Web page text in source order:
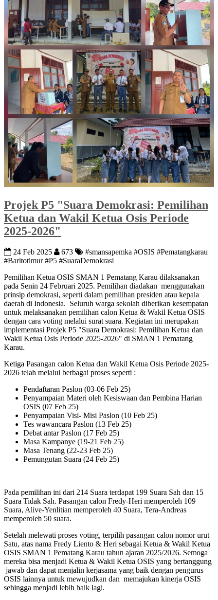
Projek P5 "Suara Demokrasi: Pemilihan
Ketua dan Wakil Ketua Osis Periode
2025-2026"
24 Feb 2025 673
#smansapemka #OSIS #Pematangkarau
#Baritotimur #P5 #SuaraDemokrasi
Pemilihan Ketua OSIS SMAN 1 Pematang Karau dilaksanakan
pada Senin 24 Februari 2025. Pemilihan diadakan menggunakan
prinsip demokrasi, seperti dalam pemilihan presiden atau kepala
daerah di Indonesia. Seluruh warga sekolah diberikan kesempatan
untuk melaksanakan pemilihan calon Ketua & Wakil Ketua OSIS
dengan cara voting melalui surat suara. Kegiatan ini merupakan
implementasi Projek P5 "Suara Demokrasi: Pemilihan Ketua dan
Wakil Ketua Osis Periode 2025-2026" di SMAN 1 Pematang
Karau.
Ketiga Pasangan calon Ketua dan Wakil Ketua Osis Periode 2025-
2026 telah melalui berbagai proses seperti :
Pendaftaran Paslon (03-06 Feb 25)
Penyampaian Materi oleh Kesiswaan dan Pembina Harian
OSIS (07 Feb 25)
Penyampaian Visi- Misi Paslon (10 Feb 25)
Tes wawancara Paslon (13 Feb 25)
Debat antar Paslon (17 Feb 25)
Masa Kampanye (19-21 Feb 25)
Masa Tenang (22-23 Feb 25)
Pemungutan Suara (24 Feb 25)
Pada pemilihan ini dari 214 Suara terdapat 199 Suara Sah dan 15
Suara Tidak Sah. Pasangan calon Fredy-Heri memperoleh 109
Suara, Alive-Yenlitian memperoleh 40 Suara, Tera-Andreas
memperoleh 50 suara.
Setelah melewati proses voting, terpilih pasangan calon nomor urut
Satu, atas nama Fredy Liento & Heri sebagai Ketua & Wakil Ketua
OSIS SMAN 1 Pematang Karau tahun ajaran 2025/2026. Semoga
mereka bisa menjadi Ketua & Wakil Ketua OSIS yang bertanggung
jawab dan dapat menjalin kerjasama yang baik dengan pengurus
OSIS lainnya untuk mewujudkan dan memajukan kinerja OSIS
sehingga menjadi lebih baik lagi.